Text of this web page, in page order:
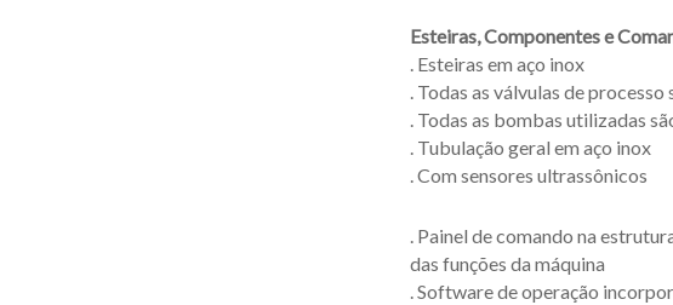
Esteiras, Componentes e
. Esteiras em aço inox
. Todas as válvulas de
. Todas as bombas utilizadas
. Tubulação geral em aço inox
. Com sensores ultrassônicos
. Painel de comando na
das funções da máquina
. Software de operação